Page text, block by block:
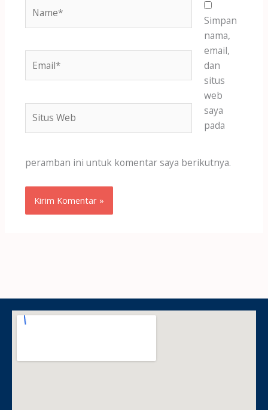
Web
Simpan
nama,
email,
dan
situs
web
saya
pada
peramban ini untuk komentar saya berikutnya.